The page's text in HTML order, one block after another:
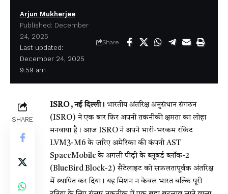
Last updated:
December 24, 2025
9:59 am
Arjun Mukherjee
Published: December
24, 2025
Share
SHARE
ISRO , नई दिल्ली। भारतीय अंतरिक्ष अनुसंधान संगठन
(ISRO) ने एक बार फिर अपनी तकनीकी क्षमता का लोहा
मनवाया है। आज ISRO ने अपने भारी-भरकम रॉकेट
LVM3-M6 के जरिए अमेरिका की कंपनी AST
SpaceMobile के अगली पीढ़ी के ब्लूबर्ड ब्लॉक-2
(BlueBird Block-2) सैटेलाइट को सफलतापूर्वक अंतरिक्ष
में स्थापित कर दिया। यह मिशन न केवल भारत बल्कि पूरी